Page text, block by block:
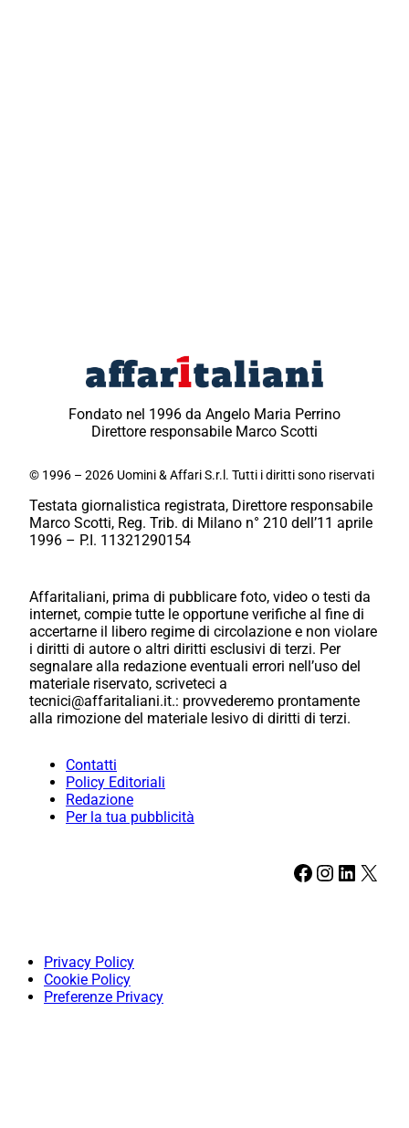
Fondato nel 1996 da Angelo Maria Perrino
Direttore responsabile Marco Scotti
© 1996 – 2026 Uomini & Affari S.r.l. Tutti i diritti sono riservati
Testata giornalistica registrata, Direttore responsabile
Marco Scotti, Reg. Trib. di Milano n° 210 dell’11 aprile
1996 – P.I. 11321290154
Affaritaliani, prima di pubblicare foto, video o testi da
internet, compie tutte le opportune verifiche al fine di
accertarne il libero regime di circolazione e non violare
i diritti di autore o altri diritti esclusivi di terzi. Per
segnalare alla redazione eventuali errori nell’uso del
materiale riservato, scriveteci a
tecnici@affaritaliani.it.: provvederemo prontamente
alla rimozione del materiale lesivo di diritti di terzi.
Contatti
Policy Editoriali
Redazione
Per la tua pubblicità
Facebook Instagram LinkedIn X
Privacy Policy
Cookie Policy
Preferenze Privacy